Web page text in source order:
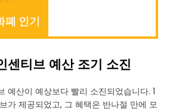
폐 인기
센티브 예산 조기 소진
예산이 예상보다 빨리 소진되었습니다. 1
가 제공되었고, 그 혜택은 반나절 만에 모